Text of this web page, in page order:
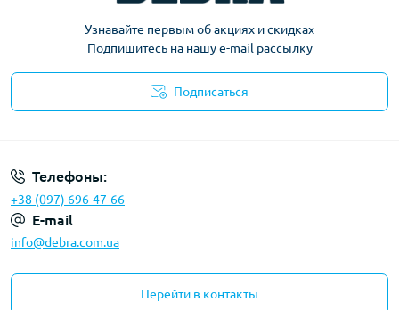
Узнавайте первым об акциях и скидках
Подпишитесь на нашу e-mail рассылку
Подписаться
Телефоны:
+38 (097) 696-47-66
E-mail
info@debra.com.ua
Перейти в контакты